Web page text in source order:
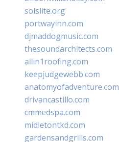
solslite.org
portwayinn.com
djmaddogmusic.com
thesoundarchitects.com
allin1roofing.com
keepjudgewebb.com
anatomyofadventure.com
drivancastillo.com
cmmedspa.com
midletontkd.com
gardensandgrills.com